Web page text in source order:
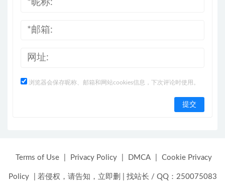
浏览器会保存昵称、邮箱和网站cookies信息，下次评论时使用。
Terms of Use Privacy Policy DMCA Cookie Privacy
Policy 若侵权，请告知，立即删 找站长 / QQ：250075083